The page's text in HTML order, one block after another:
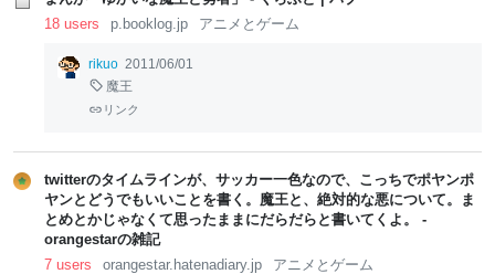
18 users
p.booklog.jp アニメとゲーム
rikuo 2011/06/01
魔王
リンク
twitterのタイムラインが、サッカー一色なので、こっちでポヤンポ
ヤンとどうでもいいことを書く。魔王と、絶対的な悪について。ま
とめとかじゃなくて思ったままにだらだらと書いてくよ。 -
orangestarの雑記
7 users
orangestar.hatenadiary.jp アニメとゲーム